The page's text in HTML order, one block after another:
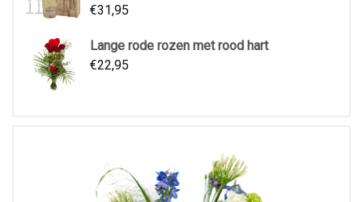
€31,95
Lange rode rozen met rood hart
€22,95